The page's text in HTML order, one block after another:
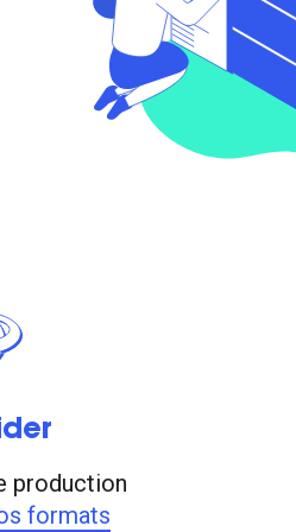
production
formats